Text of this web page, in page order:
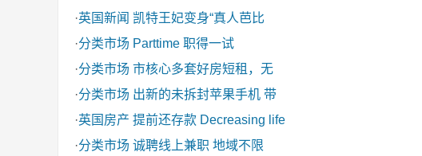
·英国新闻 凯特王妃变身“真人芭比
·分类市场 Parttime 职得一试
·分类市场 市核心多套好房短租，无
·分类市场 出新的未拆封苹果手机 带
·英国房产 提前还存款 Decreasing life
·分类市场 诚聘线上兼职 地域不限